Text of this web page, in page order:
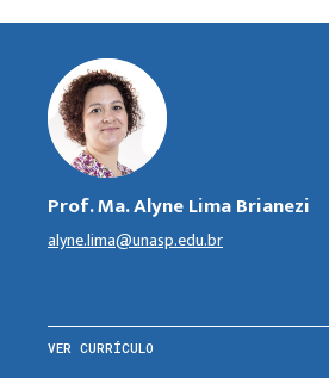
Prof. Ma. Alyne Lima Brianezi
alyne.lima@unasp.edu.br
VER CURRÍCULO